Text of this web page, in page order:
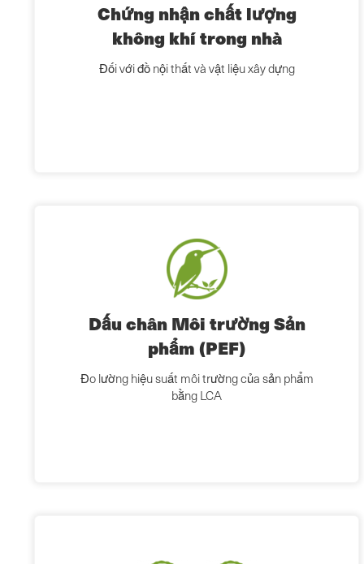
Chứng nhận chất lượng
không khí trong nhà
Đối với đồ nội thất và vật liệu xây dựng
Dấu chân Môi trường Sản
phẩm (PEF)
Đo lường hiệu suất môi trường của sản phẩm
bằng LCA